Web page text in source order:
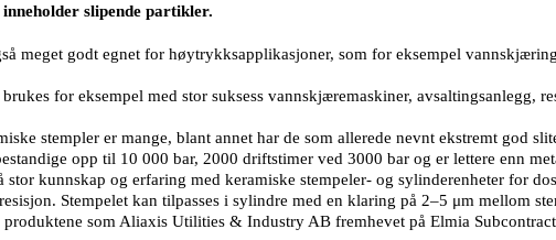
slipende partikler.
meget godt egnet for høytrykksapplikasjoner, som for eksempel
for eksempel med stor suksess vannskjæremaskiner, avsaltingsanlegg,
stempler er mange, blant annet har de som allerede nevnt ekstremt god
opp til 10 000 bar, 2000 driftstimer ved 3000 bar og er lettere enn
kunnskap og erfaring med keramiske stempeler- og sylinderenheter for
Stempelet kan tilpasses i sylindre med en klaring på 2–5 μm mellom
som Aliaxis Utilities & Industry AB fremhevet på Elmia